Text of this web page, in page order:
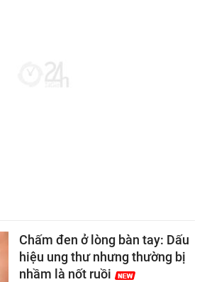
Chấm đen ở lòng bàn tay: Dấu
hiệu ung thư nhưng thường bị
nhầm là nốt ruồi